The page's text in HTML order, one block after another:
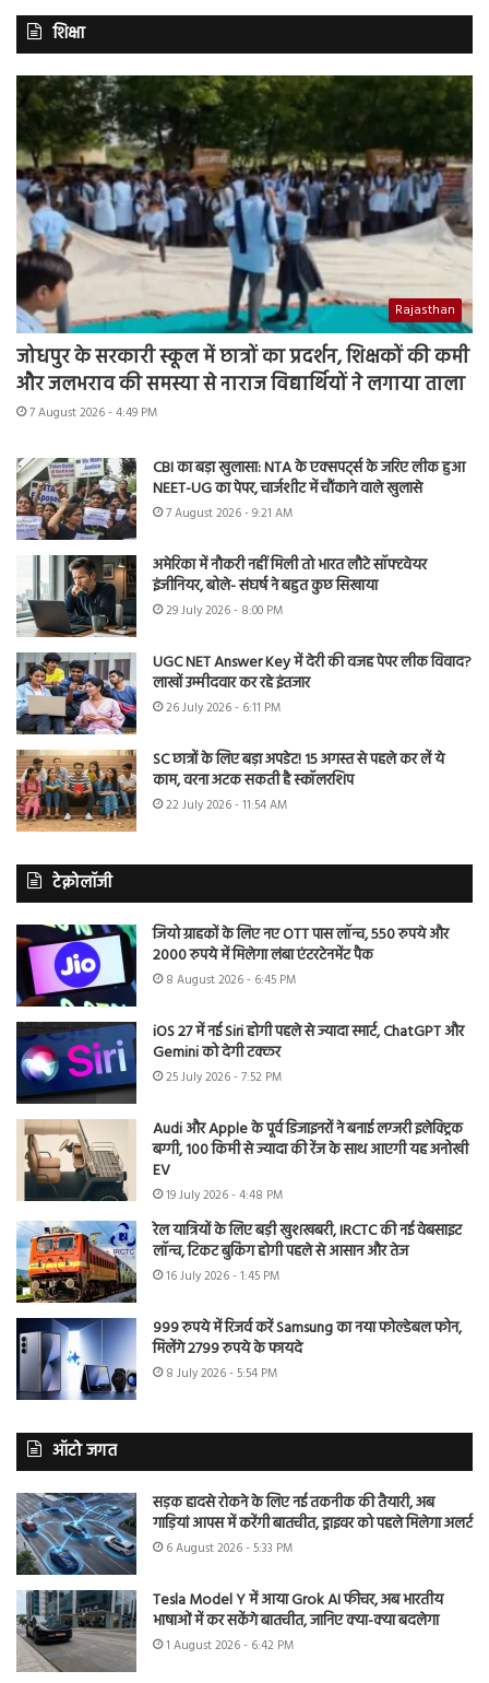
शिक्षा
Rajasthan
जोधपुर के सरकारी स्कूल में छात्रों का प्रदर्शन, शिक्षकों की कमी
और जलभराव की समस्या से नाराज विद्यार्थियों ने लगाया ताला
7 August 2026 - 4:49 PM
CBI का बड़ा खुलासा: NTA के एक्सपर्ट्स के जरिए लीक हुआ
NEET-UG का पेपर, चार्जशीट में चौंकाने वाले खुलासे
7 August 2026 - 9:21 AM
अमेरिका में नौकरी नहीं मिली तो भारत लौटे सॉफ्टवेयर
इंजीनियर, बोले- संघर्ष ने बहुत कुछ सिखाया
29 July 2026 - 8:00 PM
UGC NET Answer Key में देरी की वजह पेपर लीक विवाद?
लाखों उम्मीदवार कर रहे इंतजार
26 July 2026 - 6:11 PM
SC छात्रों के लिए बड़ा अपडेट! 15 अगस्त से पहले कर लें ये
काम, वरना अटक सकती है स्कॉलरशिप
22 July 2026 - 11:54 AM
टेक्नोलॉजी
जियो ग्राहकों के लिए नए OTT पास लॉन्च, 550 रुपये और
2000 रुपये में मिलेगा लंबा एंटरटेनमेंट पैक
8 August 2026 - 6:45 PM
iOS 27 में नई Siri होगी पहले से ज्यादा स्मार्ट, ChatGPT और
Gemini को देगी टक्कर
25 July 2026 - 7:52 PM
Audi और Apple के पूर्व डिजाइनरों ने बनाई लग्जरी इलेक्ट्रिक
बग्गी, 100 किमी से ज्यादा की रेंज के साथ आएगी यह अनोखी
EV
19 July 2026 - 4:48 PM
रेल यात्रियों के लिए बड़ी खुशखबरी, IRCTC की नई वेबसाइट
लॉन्च, टिकट बुकिंग होगी पहले से आसान और तेज
16 July 2026 - 1:45 PM
999 रुपये में रिजर्व करें Samsung का नया फोल्डेबल फोन,
मिलेंगे 2799 रुपये के फायदे
8 July 2026 - 5:54 PM
ऑटो जगत
सड़क हादसे रोकने के लिए नई तकनीक की तैयारी, अब
गाड़ियां आपस में करेंगी बातचीत, ड्राइवर को पहले मिलेगा अलर्ट
6 August 2026 - 5:33 PM
Tesla Model Y में आया Grok AI फीचर, अब भारतीय
भाषाओं में कर सकेंगे बातचीत, जानिए क्या-क्या बदलेगा
1 August 2026 - 6:42 PM